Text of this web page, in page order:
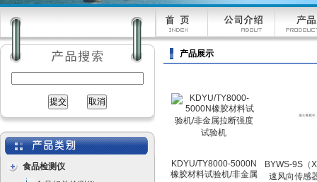
食品检测仪
产品展示
KDYU/TY8000-5000N
橡胶材料试验机/非金属
BYWS-9S（
速风向传感